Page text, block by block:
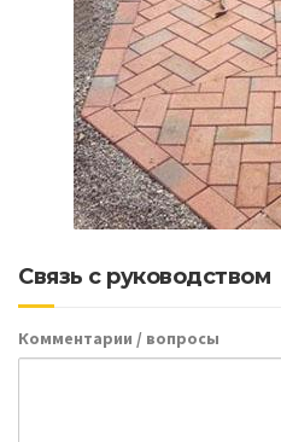
Связь с руководством
Комментарии / вопросы